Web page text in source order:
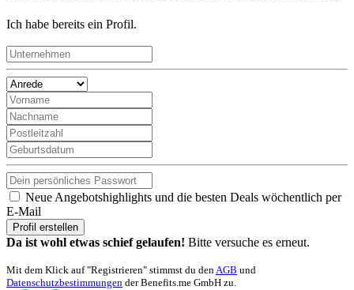
Ich habe bereits ein Profil.
Neue Angebotshighlights und die besten Deals wöchentlich per
E-Mail
Profil erstellen
Da ist wohl etwas schief gelaufen! Bitte versuche es erneut.
Mit dem Klick auf "Registrieren" stimmst du denAGB und
Datenschutzbestimmungen der Benefits.me GmbH zu.